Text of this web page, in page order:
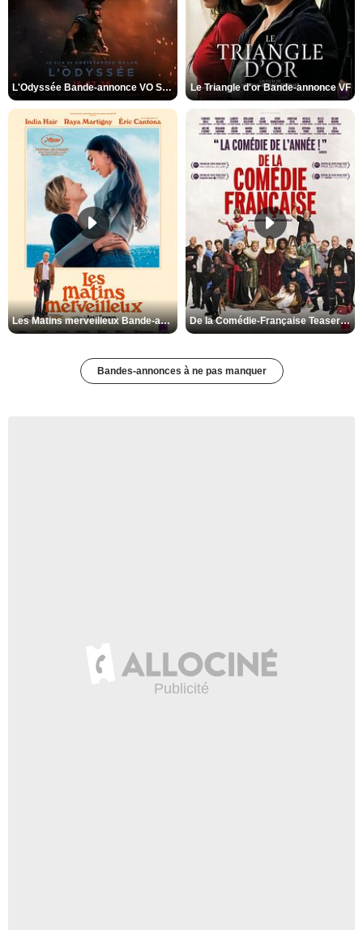
L'Odyssée Bande-annonce VO STFR Le Triangle d'or Bande-annonce VF
Les Matins merveilleux Bande-annonce VF De la Comédie-Française Teaser VF
Bandes-annonces à ne pas manquer